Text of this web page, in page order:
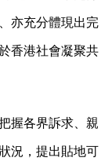
亦充分體現出完
香港社會凝聚共
握各界訴求、親
況，提出貼地可